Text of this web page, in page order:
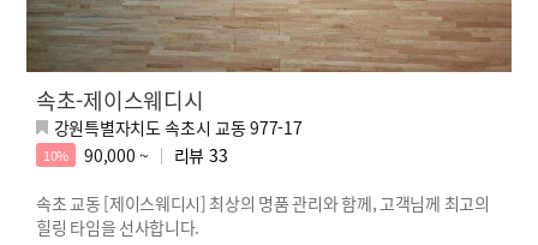
속초-제이스웨디시
강원특별자치도 속초시 교동 977-17
10% 90,000 ~ 리뷰 33
속초 교동 [제이스웨디시] 최상의 명품 관리와 함께, 고객님께 최고의
힐링 타임을 선사합니다.